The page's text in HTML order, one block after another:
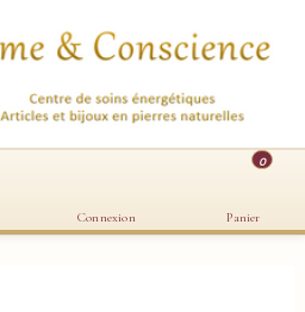
Connexion
0
Panier